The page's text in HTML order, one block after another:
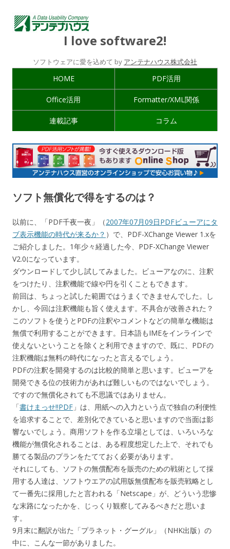
I love software2!
ソフトウェアに愛を込めて by アンテナハウス株式会社
HOME PDF活用
Office活用 Formatter/XML関係
連載記事 コラム
ソフト無償化で得をするのは？
以前に、「PDF千夜一夜」（2007年07月09日PDFビューアにタ
ブ表示機能の時代が来るか？ ）で、PDF-XChange Viewer 1.xを
ご紹介しました。1年少々経過した今、PDF-XChange Viewer
V2.0になっています。
ダウンロードして少し試してみました。ビューアなのに、注釈
をつけたり、注釈機能で線や円を引くこともできます。
前回は、ちょっと試した範囲ではうまくできませんでした。し
かし、今回は注釈機能も旨く使えます。不具合が改善された？
このソフトを使うとPDFの注釈やコメントなどの簡単な機能は
無償で利用することができます。日本語もIMEをインラインで
使えないということを除くと利用できますので、既に、PDFの
注釈機能は無料の時代になったと言えるでしょう。
PDFの注釈を開発するのは比較的簡単と思います。ビューアを
開発できる位の技術力があれば難しいものではないでしょう。
ですので無償化されても不思議ではありません。
「書けまっせ!!PDF 」は、用紙への入力という点で独自の利便性
を追求することで、差別化できていると思いますので当面は影
響ないでしょう。商用ソフトを作る立場としては、いろいろな
機能が無償化されることは、ある程度想定した上で、それでも
勝てる製品のプランをたてておく必要があります。
それにしても、ソフトの無償配布を販売のための戦術として採
用する人達は、ソフトウエアの試用版無償配布を販売戦略とし
て一番先に採用したと言われる「Netscape」が、どういう悲惨
な末路になったかを、じっくり観察してみるべきだと思いま
す。
9月末に翻訳が出た「プラネット・グーグル」（NHK出版）の
中に、こんな一節がありました。